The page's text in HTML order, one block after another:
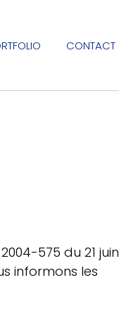
CONTACT
575 du 21 juin
informons les